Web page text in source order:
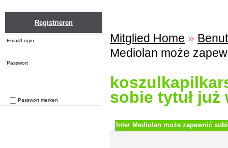
Registrieren
Email/Login
Passwort
Passwort merken
Mitglied Home »
Mediolan może
sobie tytuł już
Inter Mediolan może zapewnić